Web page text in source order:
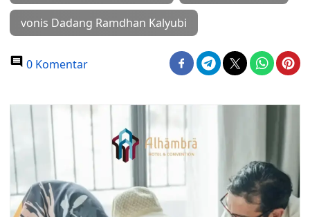
vonis Dadang Ramdhan Kalyubi
0 Komentar